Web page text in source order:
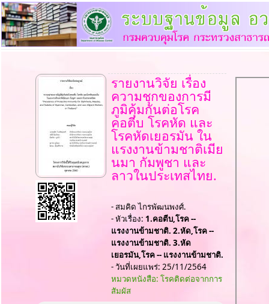
รายงานวิจัย เรื่อง
ความชุกของการมี
ภูมิคุ้มกันต่อโรค
คอตีบ โรคหัด และ
โรคหัดเยอรมัน ใน
แรงงานข้ามชาติเมีย
นมา กัมพูชา และ
ลาวในประเทสไทย.
- สมคิด ไกรพัฒนพงศ์.
- หัวเรื่อง: 1.คอตีบ,โรค --
แรงงานข้ามชาติ. 2.หัด,โรค --
แรงงานข้ามชาติ. 3.หัด
เยอรมัน,โรค -- แรงงานข้ามชาติ.
- วันที่เผยแพร่: 25/11/2564
หมวดหนังสือ: โรคติดต่อจากการ
สัมผัส